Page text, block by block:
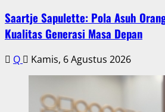
Saartje Sapulette: Pola Asuh
Kualitas Generasi Masa Depan
Q Kamis, 6 Agustus 2026